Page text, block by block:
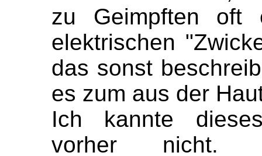
zu Geimpften oft
elektrischen
das sonst
es zum aus der
Ich kannte
vorher nicht.